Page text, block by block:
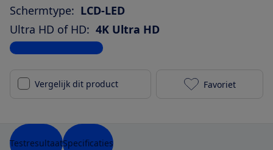
Schermtype: LCD-LED
Ultra HD of HD: 4K Ultra HD
Bekijk alle specificaties
Vergelijk dit product Philips
Favoriet
TestresultaatSpecificaties